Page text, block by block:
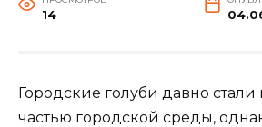
14
Городские голуби давно
частью городской среды,